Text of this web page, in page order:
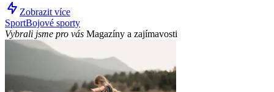
Zobrazit více
SportBojové sporty
Vybrali jsme pro vás Magazíny a zajímavosti